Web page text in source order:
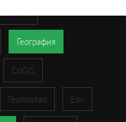
География
CoGIS
Геопортал Esri